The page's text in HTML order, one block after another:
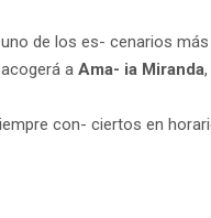
de los es- cenarios
a Ama- ia Miranda,
con- ciertos en